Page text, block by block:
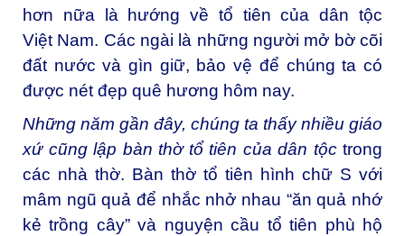
hơn nữa là hướng về tổ tiên của dân tộc
Việt Nam. Các ngài là những người mở bờ cõi
đất nước và gìn giữ, bảo vệ để chúng ta có
được nét đẹp quê hương hôm nay.
Những năm gần đây, chúng ta thấy nhiều giáo
xứ cũng lập bàn thờ tổ tiên của dân tộc trong
các nhà thờ. Bàn thờ tổ tiên hình chữ S với
mâm ngũ quả để nhắc nhở nhau “ăn quả nhớ
kẻ trồng cây” và nguyện cầu tổ tiên phù hộ